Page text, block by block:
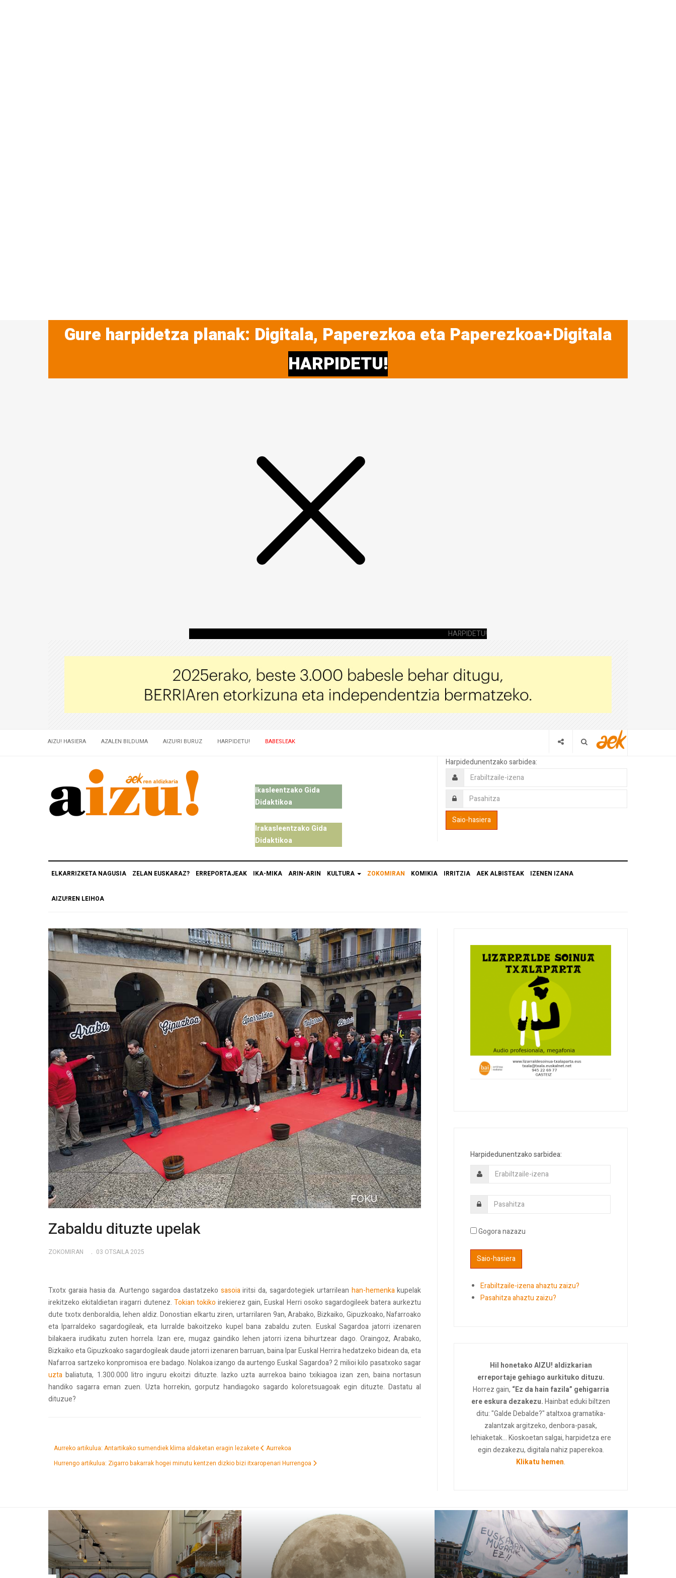
Gure harpidetza planak: Digitala, Paperezkoa eta Paperezkoa+Digitala
HARPIDETU!
HARPIDETU!
AIZU! HASIERA AZALEN BILDUMA AIZU!RI BURUZ HARPIDETU! BABESLEAK
Ikasleentzako Gida
Didaktikoa
Irakasleentzako Gida
Didaktikoa
Harpidedunentzako sarbidea:
ELKARRIZKETA NAGUSIA ZELAN EUSKARAZ? ERREPORTAJEAK IKA-MIKA ARIN-ARIN KULTURA ZOKOMIRAN KOMIKIA IRRITZIA AEK ALBISTEAK IZENEN IZANA
AIZU!REN LEIHOA
Zabaldu dituzte upelak
ZOKOMIRAN 03 OTSAILA 2025
Txotx garaia hasia da. Aurtengo sagardoa dastatzeko sasoiairitsi da, sagardotegiek urtarrilean han-hemenkakupelak
irekitzeko ekitaldietan iragarri dutenez. Tokian tokiko irekierez gain, Euskal Herri osoko sagardogileek batera aurkeztu
dute txotx denboraldia, lehen aldiz. Donostian elkartu ziren, urtarrilaren 9an, Arabako, Bizkaiko, Gipuzkoako, Nafarroako
eta Iparraldeko sagardogileak, eta lurralde bakoitzeko kupel bana zabaldu zuten. Euskal Sagardoa jatorri izenaren
bilakaera irudikatu zuten horrela. Izan ere, mugaz gaindiko lehen jatorri izena bihurtzear dago. Oraingoz, Arabako,
Bizkaiko eta Gipuzkoako sagardogileak daude jatorri izenaren barruan, baina Ipar Euskal Herrira hedatzeko bidean da, eta
Nafarroa sartzeko konpromisoa ere badago. Nolakoa izango da aurtengo Euskal Sagardoa? 2 milioi kilo pasatxoko sagar
uzta baliatuta, 1.300.000 litro inguru ekoitzi dituzte. Iazko uzta aurrekoa baino txikiagoa izan zen, baina nortasun
handiko sagarra eman zuen. Uzta horrekin, gorputz handiagoko sagardo koloretsuagoak egin dituzte. Dastatu al
dituzue?
Aurreko artikulua: Antartikako sumendiek klima aldaketan eragin lezakete
Aurrekoa
Hurrengo artikulua: Zigarro bakarrak hogei minutu kentzen dizkio bizi itxaropenari Hurrengoa
Harpidedunentzako sarbidea:
Gogora nazazu
Erabiltzaile-izena ahaztu zaizu?
Pasahitza ahaztu zaizu?
Hil honetako AIZU! aldizkarian
erreportaje gehiago aurkituko dituzu.
Horrez gain, “Ez da hain fazila” gehigarria
ere eskura dezakezu.Hainbat eduki biltzen
ditu: "Galde Debalde?" ataltxoa gramatika-
zalantzak argitzeko, denbora-pasak,
lehiaketak... Kioskoetan salgai, harpidetza ere
egin dezakezu, digitala nahiz paperekoa.
Klikatu hemen.